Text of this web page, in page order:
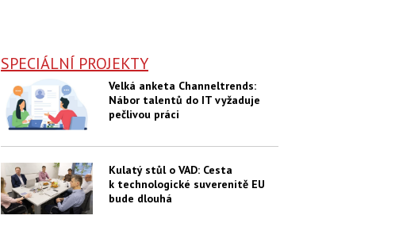
SPECIÁLNÍ PROJEKTY
Velká anketa Channeltrends:
Nábor talentů do IT vyžaduje
pečlivou práci
Kulatý stůl o VAD: Cesta
k technologické suverenitě EU
bude dlouhá